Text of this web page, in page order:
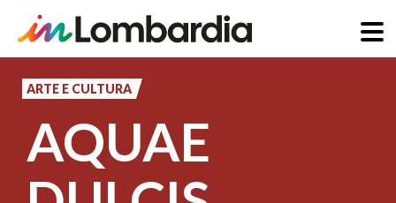
principale
ARTE E CULTURA
AQUAE